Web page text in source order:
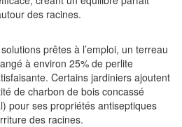
des racines.
prêtes à l’emploi, un terreau
à environ 25% de perlite
Certains jardiniers ajoutent
de charbon de bois concassé
pour ses propriétés antiseptiques
des racines.